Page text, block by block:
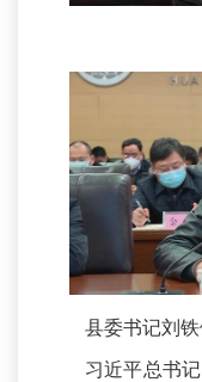
县委书记刘铁
习近平总书